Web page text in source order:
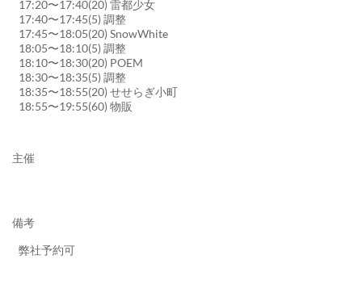
17:20〜17:40(20) 雷都少女
17:40〜17:45(5) 調整
17:45〜18:05(20) SnowWhite
18:05〜18:10(5) 調整
18:10〜18:30(20) POEM
18:30〜18:35(5) 調整
18:35〜18:55(20) せせらぎ小町
18:55〜19:55(60) 物販
主催
備考
弊社予約可